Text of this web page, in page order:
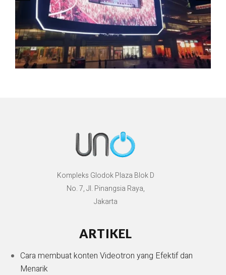
Kompleks Glodok Plaza Blok D
No. 7, Jl. Pinangsia Raya,
Jakarta
ARTIKEL
Cara membuat konten Videotron yang Efektif dan
Menarik